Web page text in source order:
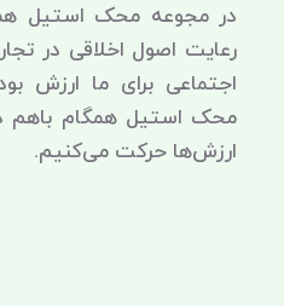
در مجوعه محک استیل
رعایت اصول اخلاقی در
اجتماعی برای ما ارزش
محک استیل همگام باهم
ارزش‌ها حرکت می‌کنیم.